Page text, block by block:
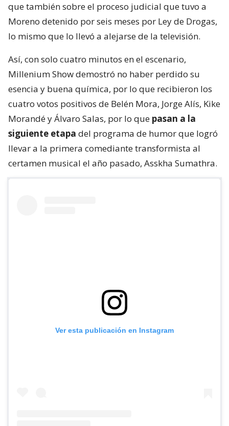
que también sobre el proceso judicial que tuvo a
Moreno detenido por seis meses por Ley de Drogas,
lo mismo que lo llevó a alejarse de la televisión.
Así, con solo cuatro minutos en el escenario,
Millenium Show demostró no haber perdido su
esencia y buena química, por lo que recibieron los
cuatro votos positivos de Belén Mora, Jorge Alís, Kike
Morandé y Álvaro Salas, por lo que pasan a la
siguiente etapa del programa de humor que logró
llevar a la primera comediante transformista al
certamen musical el año pasado, Asskha Sumathra.
Ver esta publicación en Instagram